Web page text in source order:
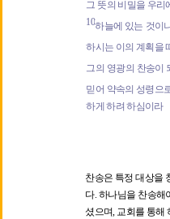
그 뜻의 비밀을 우리
10하늘에 있는 것이
하시는 이의 계획을
그의 영광의 찬송이
믿어 약속의 성령으
하게 하려 하심이라
찬송은 특정 대상을
다.하나님을 찬송해
셨으며, 교회를 통해